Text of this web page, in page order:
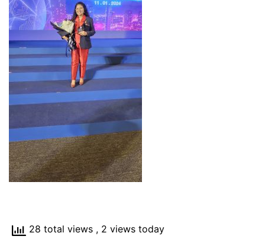
28 total views , 2 views today